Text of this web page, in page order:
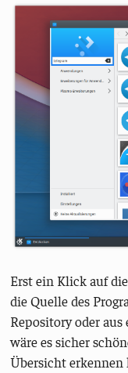
Erst ein Klick auf
die Quelle des
Repository oder
wäre es sicher
Übersicht erkennen